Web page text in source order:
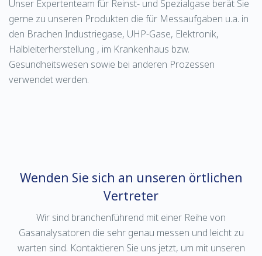
Unser Expertenteam für Reinst- und Spezialgase berät Sie
gerne zu unseren Produkten die für Messaufgaben u.a. in
den Brachen Industriegase, UHP-Gase, Elektronik,
Halbleiterherstellung , im Krankenhaus bzw.
Gesundheitswesen sowie bei anderen Prozessen
verwendet werden.
Wenden Sie sich an unseren örtlichen
Vertreter
Wir sind branchenführend mit einer Reihe von
Gasanalysatoren die sehr genau messen und leicht zu
warten sind. Kontaktieren Sie uns jetzt, um mit unseren